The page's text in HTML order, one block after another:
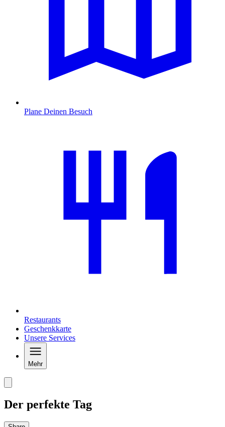
Plane Deinen Besuch
Restaurants
Geschenkkarte
Unsere Services
Mehr
Der perfekte Tag